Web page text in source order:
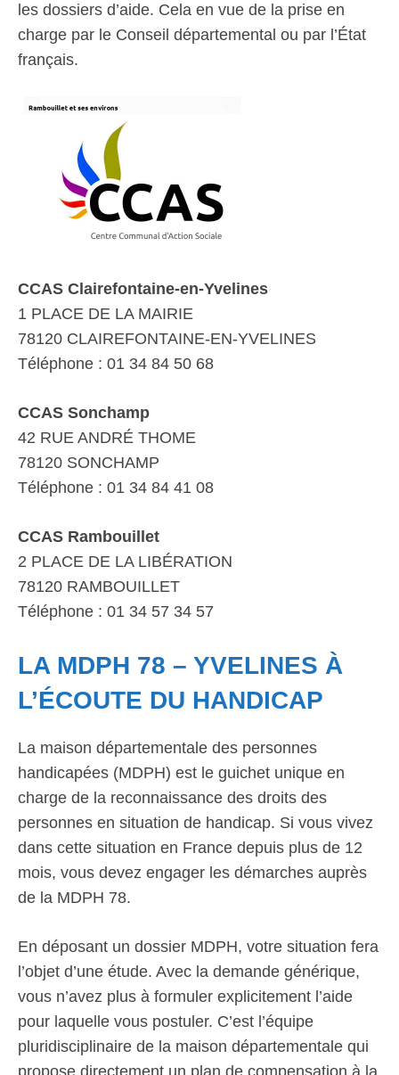
les dossiers d’aide. Cela en vue de la prise en
charge par le Conseil départemental ou par l’État
français.
CCAS Clairefontaine-en-Yvelines
1 PLACE DE LA MAIRIE
78120 CLAIREFONTAINE-EN-YVELINES
Téléphone : 01 34 84 50 68
CCAS Sonchamp
42 RUE ANDRÉ THOME
78120 SONCHAMP
Téléphone : 01 34 84 41 08
CCAS Rambouillet
2 PLACE DE LA LIBÉRATION
78120 RAMBOUILLET
Téléphone : 01 34 57 34 57
LA MDPH 78 – YVELINES À
L’ÉCOUTE DU HANDICAP
La maison départementale des personnes
handicapées (MDPH) est le guichet unique en
charge de la reconnaissance des droits des
personnes en situation de handicap. Si vous vivez
dans cette situation en France depuis plus de 12
mois, vous devez engager les démarches auprès
de la MDPH 78.
En déposant un dossier MDPH, votre situation fera
l’objet d’une étude. Avec la demande générique,
vous n’avez plus à formuler explicitement l’aide
pour laquelle vous postuler. C’est l’équipe
pluridisciplinaire de la maison départementale qui
propose directement un plan de compensation à la